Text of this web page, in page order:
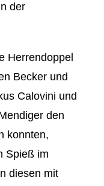
der
Herrendoppel
Becker und
Calovini und
den
konnten,
Spieß im
diesen mit